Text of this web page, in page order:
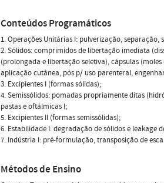
Conteúdos Programáticos
1. Operações Unitárias I: pulverização,
2. Sólidos: comprimidos de libertação imediata
(prolongada e libertação seletiva), cápsulas
aplicação cutânea, pós p/ uso parenteral,
3. Excipientes I (formas sólidas);
4. Semissólidos: pomadas propriamente ditas
pastas e oftálmicas I;
5. Excipientes II (formas semissólidas);
6. Estabilidade I: degradação de sólidos e leakage
7. Indústria I: pré-formulação, transposição de
Métodos de Ensino